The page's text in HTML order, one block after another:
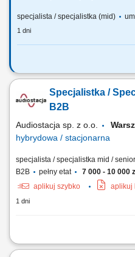
specjalista / specjalistka (mid)
1 dni
Szukamy Ciebie, jeśli: jesteś na
pierwsze doświadczenie w pracy
kompetencje sprzedażowe i
Specjalistka /
B2B
Audiostacja sp. z o.o.
hybrydowa / stacjonarna
specjalista / specjalistka mid / senior
B2B
pełny etat 7 000 - 10 000
aplikuj szybko
aplikuj
1 dni
Zakres obowiązków: Obsługa i